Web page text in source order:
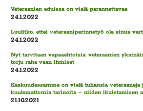
Veteraanien eduissa on vielä parannettavaa
24.1.2022
Luulitko, ettei veteraaniperinnetyö ole sinua
24.1.2022
Nyt tarvitaan vapaaehtoisia: veteraanien
torju raha vaan ihmiset
24.1.2022
Keskuudessamme on vielä tuhansia veteraaneja
kuulemattomia tarinoita – niiden ikuistamisen
21.10.2021